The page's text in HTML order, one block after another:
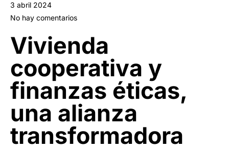
3 abril 2024
No hay comentarios
Vivienda
cooperativa y
finanzas éticas,
una alianza
transformadora